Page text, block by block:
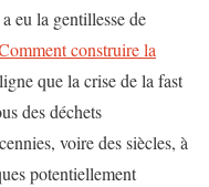
eu la gentillesse de
construire la
que la crise de la fast
des déchets
voire des siècles, à
potentiellement